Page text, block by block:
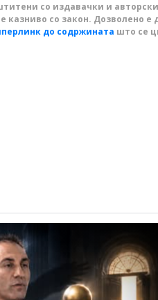
со издавачки и
казниво со закон. Дозволено
до содржината што се